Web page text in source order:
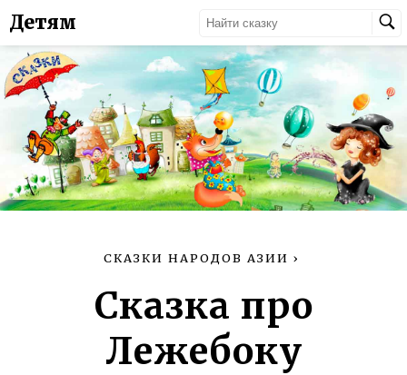
Детям
СКАЗКИ НАРОДОВ АЗИИ ›
Сказка про
Лежебоку